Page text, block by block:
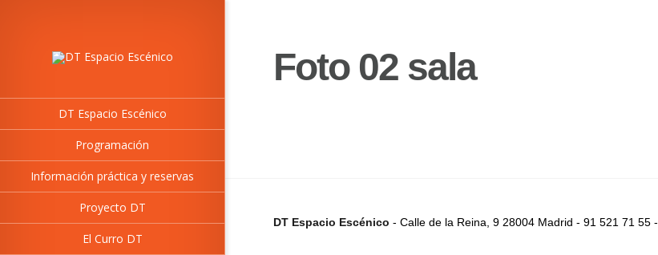
DT Espacio Escénico
Programación
Información práctica y reservas
Proyecto DT
El Curro DT
Foto 02 sala
DT Espacio Escénico - Calle de la Reina, 9 28004 Madrid - 91 521 71 55 -